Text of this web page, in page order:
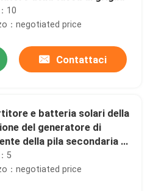
10
：negotiated price
Contattaci
e batteria solari della
del generatore di
della pila secondaria di
dell'energia
casa di 3kwh 5kwh 10kwh
5
：negotiated price